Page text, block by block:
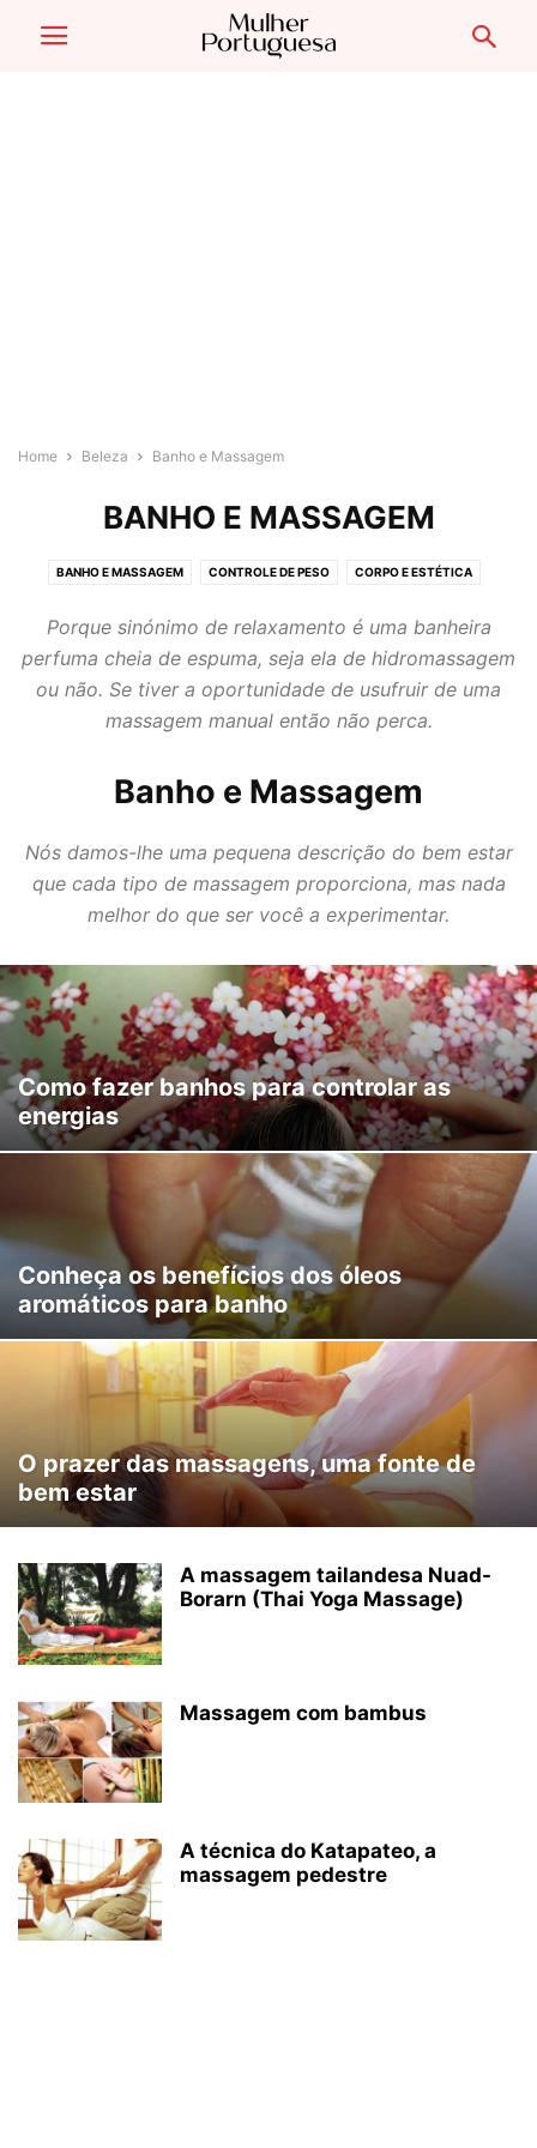
Home Beleza Banho e Massagem
BANHO E MASSAGEM
BANHO E MASSAGEM CONTROLE DE PESO CORPO E ESTÉTICA
Porque sinónimo de relaxamento é uma banheira
perfuma cheia de espuma, seja ela de hidromassagem
ou não. Se tiver a oportunidade de usufruir de uma
massagem manual então não perca.
Banho e Massagem
Nós damos-lhe uma pequena descrição do bem estar
que cada tipo de massagem proporciona, mas nada
melhor do que ser você a experimentar.
Como fazer banhos para controlar as
energias
Conheça os benefícios dos óleos
aromáticos para banho
O prazer das massagens, uma fonte de
bem estar
A massagem tailandesa Nuad-
Borarn (Thai Yoga Massage)
Massagem com bambus
A técnica do Katapateo, a
massagem pedestre